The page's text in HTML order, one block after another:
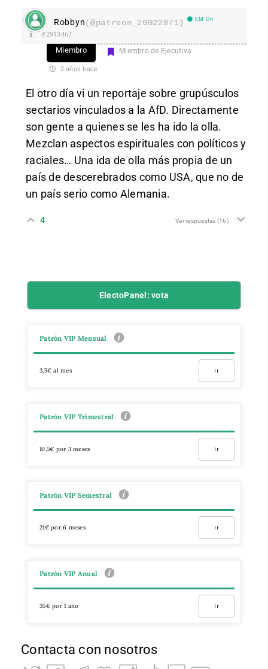
Robbyn(@patreon_26022871) EM On
#2913467
Miembro Miembro de Ejecutiva
2 años hace
El otro día vi un reportaje sobre grupúsculos
sectarios vinculados a la AfD. Directamente
son gente a quienes se les ha ido la olla.
Mezclan aspectos espirituales con políticos y
raciales… Una ida de olla más propia de un
país de descerebrados como USA, que no de
un país serio como Alemania.
4 Ver respuestas (16)
ElectoPanel: vota
Patrón VIP Mensual
3,5€ al mes Ir
Patrón VIP Trimestral
10,5€ por 3 meses Ir
Patrón VIP Semestral
21€ por 6 meses Ir
Patrón VIP Anual
35€ por 1 año Ir
Contacta con nosotros